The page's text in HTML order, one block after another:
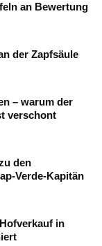
an Bewertung
der Zapfsäule
– warum der
verschont
den
Verde-Kapitän
in